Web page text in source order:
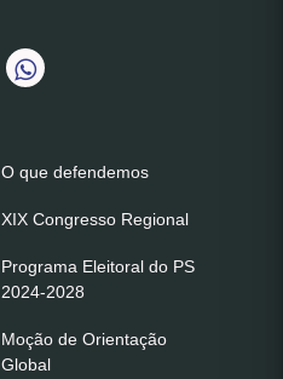
O que defendemos
XIX Congresso Regional
Programa Eleitoral do PS
2024-2028
Moção de Orientação
Global